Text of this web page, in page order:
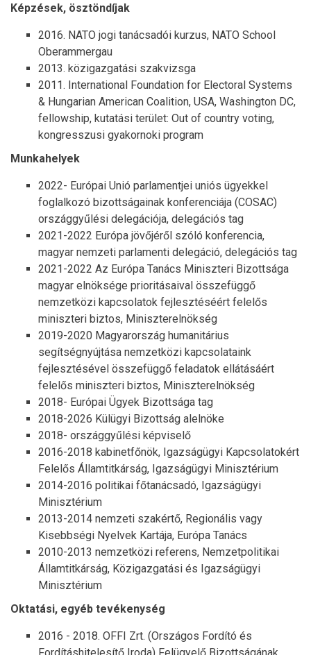
Képzések, ösztöndíjak
2016. NATO jogi tanácsadói kurzus, NATO School
Oberammergau
2013. közigazgatási szakvizsga
2011. International Foundation for Electoral Systems
& Hungarian American Coalition, USA, Washington DC,
fellowship, kutatási terület: Out of country voting,
kongresszusi gyakornoki program
Munkahelyek
2022- Európai Unió parlamentjei uniós ügyekkel
foglalkozó bizottságainak konferenciája (COSAC)
országgyűlési delegációja, delegációs tag
2021-2022 Európa jövőjéről szóló konferencia,
magyar nemzeti parlamenti delegáció, delegációs tag
2021-2022 Az Európa Tanács Miniszteri Bizottsága
magyar elnöksége prioritásaival összefüggő
nemzetközi kapcsolatok fejlesztéséért felelős
miniszteri biztos, Miniszterelnökség
2019-2020 Magyarország humanitárius
segítségnyújtása nemzetközi kapcsolataink
fejlesztésével összefüggő feladatok ellátásáért
felelős miniszteri biztos, Miniszterelnökség
2018- Európai Ügyek Bizottsága tag
2018-2026 Külügyi Bizottság alelnöke
2018- országgyűlési képviselő
2016-2018 kabinetfőnök, Igazságügyi Kapcsolatokért
Felelős Államtitkárság, Igazságügyi Minisztérium
2014-2016 politikai főtanácsadó, Igazságügyi
Minisztérium
2013-2014 nemzeti szakértő, Regionális vagy
Kisebbségi Nyelvek Kartája, Európa Tanács
2010-2013 nemzetközi referens, Nemzetpolitikai
Államtitkárság, Közigazgatási és Igazságügyi
Minisztérium
Oktatási, egyéb tevékenység
2016 - 2018. OFFI Zrt. (Országos Fordító és
Fordításhitelesítő Iroda) Felügyelő Bizottságának